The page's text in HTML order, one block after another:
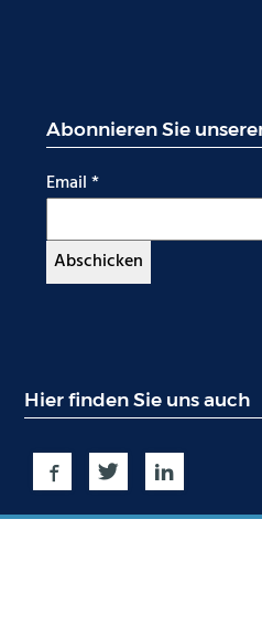
Hier finden Sie uns auch
Abonnieren Sie
Email *